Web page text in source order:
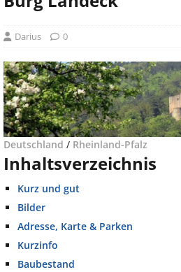
Darius 0
Deutschland / Rheinland-Pfalz
Inhaltsverzeichnis
Kurz und gut
Bilder
Adresse, Karte & Parken
Kurzinfo
Baubestand